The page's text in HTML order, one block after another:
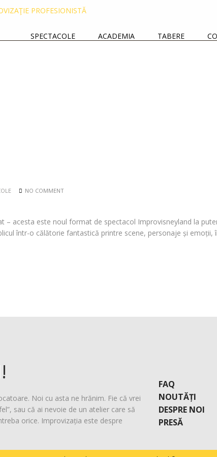
SPECTACOLE ACADEMIA TABERE
NO COMMENT
– acesta este noul format de spectacol Improvisneyland la
într-o călătorie fantastică printre scene, personaje și emoții,
Noi cu asta ne hrănim. Fie că vrei
sau că ai nevoie de un atelier care să
orice. Improvizația este despre
FAQ
NOUTĂȚI
DESPRE NOI
PRESĂ